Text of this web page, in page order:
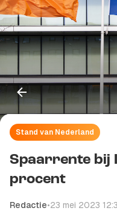
Stand van Nederland
Spaarrente bij
procent
Redactie•23 mei 2023